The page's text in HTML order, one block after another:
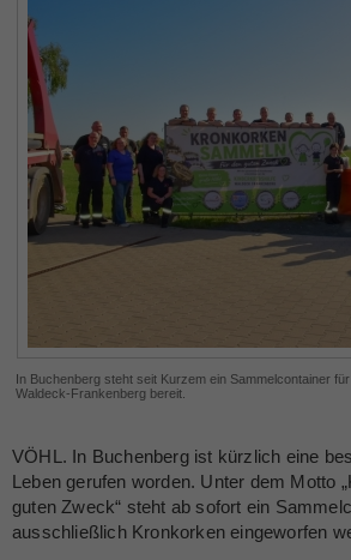
In Buchenberg steht seit Kurzem ein Sammelcontainer
Waldeck-Frankenberg bereit.
VÖHL. In Buchenberg ist kürzlich eine
Leben gerufen worden. Unter dem Motto
guten Zweck“ steht ab sofort ein
ausschließlich Kronkorken eingeworfen